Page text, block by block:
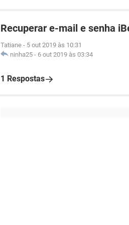
Recuperar e-mail e senha
Tatiane - 5 out 2019 às 10:31
ninha25 - 6 out 2019 às 03:34
1 Respostas